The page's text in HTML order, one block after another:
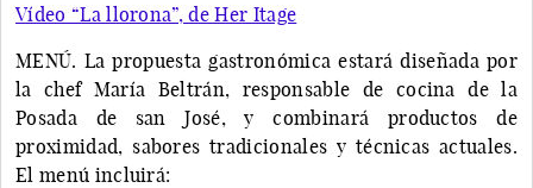
Vídeo “La llorona”, de Her Itage
MENÚ. La propuesta gastronómica estará diseñada por
la chef María Beltrán, responsable de cocina de la
Posada de san José, y combinará productos de
proximidad, sabores tradicionales y técnicas actuales.
El menú incluirá: